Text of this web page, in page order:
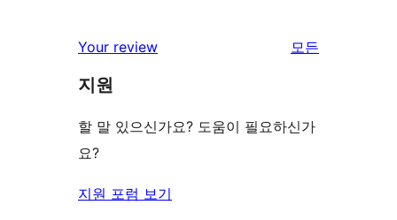
Your review
모든
보
지원
할 말 있으신가요? 도움이 필요하신가
요?
지원 포럼 보기